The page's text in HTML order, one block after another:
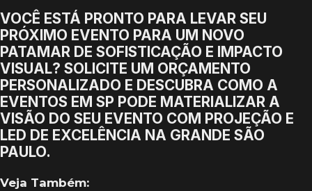
VOCÊ ESTÁ PRONTO PARA LEVAR SEU
PRÓXIMO EVENTO PARA UM NOVO
PATAMAR DE SOFISTICAÇÃO E IMPACTO
VISUAL? SOLICITE UM ORÇAMENTO
PERSONALIZADO E DESCUBRA COMO A
EVENTOS EM SP PODE MATERIALIZAR A
VISÃO DO SEU EVENTO COM PROJEÇÃO E
LED DE EXCELÊNCIA NA GRANDE SÃO
PAULO.
Veja Também: